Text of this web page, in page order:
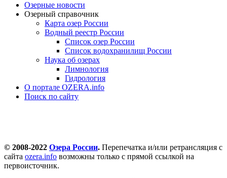
Озерные новости
Озерный справочник
Карта озер России
Водный реестр России
Список озер России
Список водохранилищ России
Наука об озерах
Лимнология
Гидрология
О портале OZERA.info
Поиск по сайту
© 2008-2022 Озера России. Перепечатка и/или ретрансляция с
сайта ozera.info возможны только с прямой ссылкой на
первоисточник.